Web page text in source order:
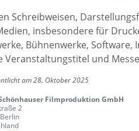
Schreibweisen,
insbesondere für
Bühnenwerke,
Veranstaltungstitel und
am 28. Oktober 2025
Filmproduktion GmbH
2